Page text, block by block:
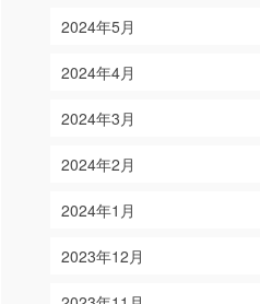
2024年5月
2024年4月
2024年3月
2024年2月
2024年1月
2023年12月